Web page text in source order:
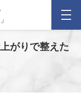
がりで整えた